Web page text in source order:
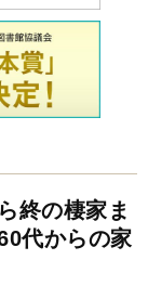
終の棲家ま